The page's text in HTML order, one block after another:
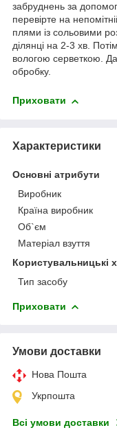
забруднень за
перевірте на
плями із сольовими
ділянці на 2-3 хв.
вологою серветкою.
обробку.
Приховати
Характеристики
Основні атрибути
Виробник
Країна виробник
Об`єм
Матеріал взуття
Користувальницькі
Тип засобу
Приховати
Умови доставки
Нова Пошта
Укрпошта
Всі умови доставки